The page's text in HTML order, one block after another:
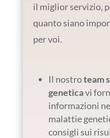
il miglior servizio,
quanto siano
per voi.
Il nostroteam
geneticavi
informazioni
malattie
consigli sui